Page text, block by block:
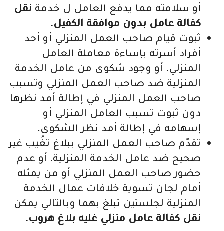
أو سلامته مما يدفع العامل ل خدمة نقل
كفالة عامل بدون موافقة الكفيل.
ثبوت قيام صاحب العمل المنزلي أو أحد
أفراد أسرته بإساءة معاملة العامل
المنزلي، أو وجود شكوى من عامل الخدمة
المنزلية ضد صاحب العمل المنزلي وتسبب
صاحب العمل المنزلي في إطالة أمد نظرها
دون ثبوت تسبب العامل المنزلي أو
إسهامه في إطالة أمد نظر الشكوى.
تقدّم صاحب العمل المنزلي ببلاغ تغُيب غير
صحيح ضد عامل الخدمة المنزلية، أو عدم
حضور صاحب العمل المنزلي أو من يمثله
أمام لجان تسوية خلافات عمال الخدمة
المنزلية لجلستين تبلغ بهما وبالتالي يمكن
نقل كفالة عامل منزلي غليه بلاغ هروب.